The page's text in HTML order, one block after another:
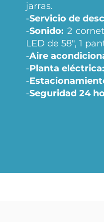
jarras.
-Servicio de
-Sonido: 2
LED de 58", 1
-Aire
-Planta eléctrica:
-
-Seguridad 24